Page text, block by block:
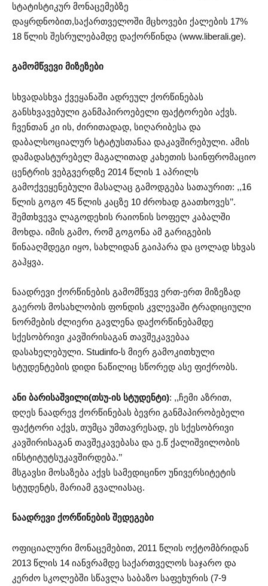
სტატისტიკურ მონაცემებზე
დაყრდნობით,საქართველოში მცხოვები ქალების 17%
18 წლის შესრულებამდე დაქორწინდა (www.liberali.ge).
გამომწვევი მიზეზები
სხვადასხვა ქვეყანაში ადრეულ ქორწინებას
განსხვავებული განმაპიროებელი ფაქტორები აქვს.
ჩვენთან კი ის, ძირითადად, სიღარიბესა და
დაბალსოციალურ სტატუსთანაა დაკავშირებული. ამის
დამადასტურებელ მაგალითად კახეთის საინფრომაციო
ცენტრის ვებგვერდზე 2014 წლის 1 აპრილს
გამოქვეყენებული მასალაც გამოდგება სათაურით: ,,16
წლის გოგო 45 წლის კაცზე 10 ძროხად გაათხოვეს’’.
შემთხვევა ლაგოდეხის რაიონის სოფელ კაბალში
მოხდა. იმის გამო, რომ გოგონა ამ გარიგების
წინააღმდეგი იყო, სახლიდან გაიპარა და ცოლად სხვას
გაჰყვა.
ნაადრევი ქორწინების გამომწვევ ერთ-ერთ მიზეზად
გაეროს მოსახლობის ფონდის კვლევაში ტრადიციული
ნორმების ძლიერი გავლენა დაქორწინებამდე
სქესობრივი კავშირისაგან თავშეკავებაა
დასახელებული. Studinfo-ს მიერ გამოკითხული
სტუდენტების დიდი ნაწილიც სწორედ ასე ფიქრობს.
ანი ბარისაშვილი(თსუ-ის სტუდენტი): ,,ჩემი აზრით,
დღეს ნაადრევ ქორწინებას ბევრი განმაპირობებელი
ფაქტორი აქვს, თუმცა უმთავრესად, ეს სქესობრივი
კავშირისაგან თავშეკავებასა და ე.წ ქალიშვილობის
ინსტიტუტსუკავშირდება.’’
მსგავსი მოსაზება აქვს სამედიცინო უნივერსიტეტის
სტუდენტს, მარიამ გვალიასაც.
ნაადრევი ქორწინების შედეგები
ოფიციალური მონაცემებით, 2011 წლის ოქტომბრიდან
2013 წლის 14 იანვრამდე საქართველოს საჯარო და
კერძო სკოლებში სწავლა საბაზო საფეხურის (7-9